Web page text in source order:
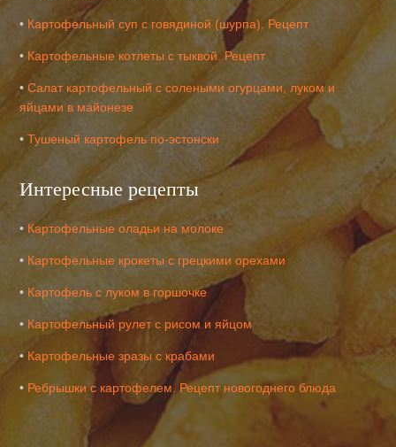
• Картофельный суп с говядиной (шурпа). Рецепт
• Картофельные котлеты с тыквой. Рецепт
•Салат картофельный с солеными огурцами, луком и
яйцами в майонезе
•Тушеный картофель по-эстонски
Интересные рецепты
• Картофельные оладьи на молоке
• Картофельные крокеты с грецкими орехами
• Картофель с луком в горшочке
• Картофельный рулет с рисом и яйцом
• Картофельные зразы с крабами
• Ребрышки с картофелем. Рецепт новогоднего блюда